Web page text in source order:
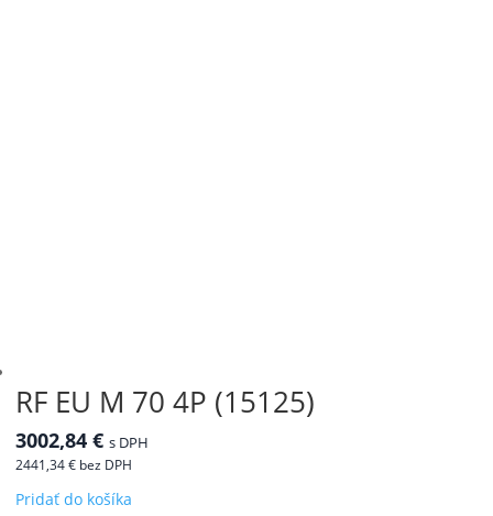
RF EU M 70 4P (15125)
3002,84 € s DPH
2441,34€ bez DPH
Pridať do košíka